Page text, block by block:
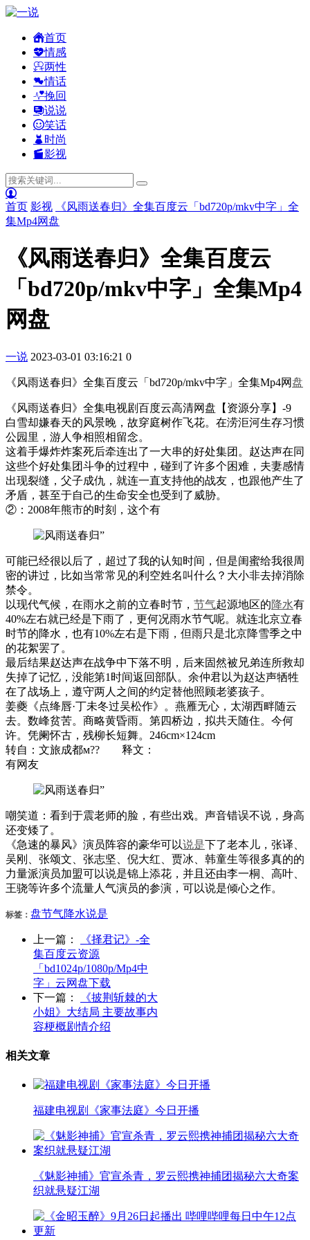
首页
情感
两性
情话
挽回
说说
笑话
时尚
影视
首页 影视
《风雨送春归》全集百度云「bd720p/mkv中字」全
集Mp4网盘
《风雨送春归》全集百度云
「bd720p/mkv中字」全集Mp4
网盘
一说 2023-03-01 03:16:21 0
《风雨送春归》全集百度云「bd720p/mkv中字」全集Mp4网盘
《风雨送春归》全集电视剧百度云高清网盘【资源分享】-9
白雪却嫌春天的风景晚，故穿庭树作飞花。在涝洰河生存习惯
公园里，游人争相照相留念。
这着手爆炸炸案死后牵连出了一大串的好处集团。赵达声在同
这些个好处集团斗争的过程中，碰到了许多个困难，夫妻感情
出现裂缝，父子成仇，就连一直支持他的战友，也跟他产生了
矛盾，甚至于自己的生命安全也受到了威胁。
②：2008年熊市的时刻，这个有
可能已经很以后了，超过了我的认知时间，但是闺蜜给我很周
密的讲过，比如当常常见的利空姓名叫什么？大小非去掉消除
禁令。
以现代气候，在雨水之前的立春时节， 节气起源地区的降水有
40%左右就已经是下雨了，更何况雨水节气呢。就连北京立春
时节的降水，也有10%左右是下雨，但雨只是北京降雪季之中
的花絮罢了。
最后结果赵达声在战争中下落不明，后来固然被兄弟连所救却
失掉了记忆，没能第1时间返回部队。余仲君以为赵达声牺牲
在了战场上，遵守两人之间的约定替他照顾老婆孩子。
姜夔《点绛唇·丁未冬过吴松作》。燕雁无心，太湖西畔随云
去。数峰贫苦。商略黄昏雨。第四桥边，拟共天随住。今何
许。凭阑怀古，残柳长短舞。246cm×124cm
转自：文旅成都м?? 释文：
有网友
嘲笑道：看到于震老师的脸，有些出戏。声音错误不说，身高
还变矮了。
《急速的暴风》演员阵容的豪华可以说是下了老本儿，张译、
吴刚、张颂文、张志坚、倪大红、贾冰、韩童生等很多真的的
力量派演员加盟可以说是锦上添花，并且还由李一桐、高叶、
王骁等许多个流量人气演员的参演，可以说是倾心之作。
标签： 盘节气降水说是
上一篇：
《择君记》-全
集百度云资源
「bd1024p/1080p/Mp4中
字」云网盘下载
下一篇：
《披荆斩棘的大
小姐》大结局 主要故事内
容梗概剧情介绍
相关文章
福建电视剧《家事法庭》今日开播
《魅影神捕》官宣杀青，罗云熙携神捕团揭秘六大奇案
织就悬疑江湖